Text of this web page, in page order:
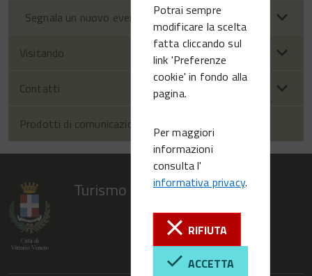
Potrai sempre
modificare la scelta
fatta cliccando sul
link 'Preferenze
cookie' in fondo alla
pagina.
Per maggiori
informazioni
consulta l'
informativa privacy.
RIFIUTA
ACCETTA
Segnala un nuovo evento
Visitando
Contatti
Prodotti di comunicazione
Turismo Vittorio Veneto